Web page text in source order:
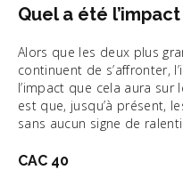
Quel a été
Alors que les deux plus
continuent de s’affronter,
l’impact que cela aura sur
est que, jusqu’à présent,
sans aucun signe de
CAC 40